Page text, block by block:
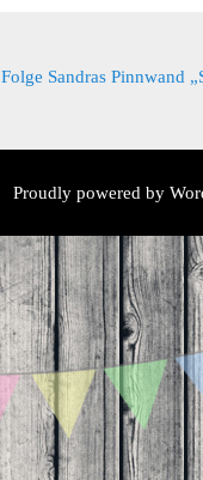
Folge Sandras Pinnwand
Proudly powered by